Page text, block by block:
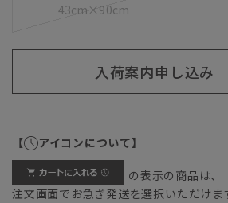
43cm×90cm
入荷案内申し込み
【 アイコンについて】
の表示の商品は、
注文画面でお急ぎ発送を選択いただけま